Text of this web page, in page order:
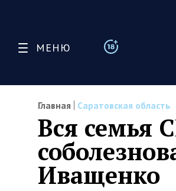
МЕНЮ
Главная Саратовская область
Вся семья
Иващенко